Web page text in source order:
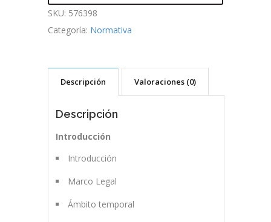
SKU: 576398
Categoría: Normativa
Descripción Valoraciones (0)
Descripción
Introducción
Introducción
Marco Legal
Ámbito temporal